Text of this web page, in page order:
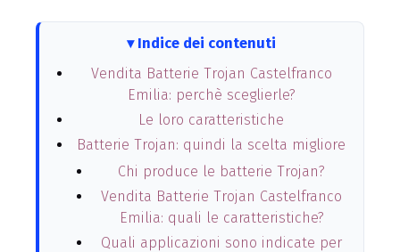
Indice dei contenuti
Vendita Batterie Trojan Castelfranco
Emilia: perchè sceglierle?
Le loro caratteristiche
Batterie Trojan: quindi la scelta migliore
Chi produce le batterie Trojan?
Vendita Batterie Trojan Castelfranco
Emilia: quali le caratteristiche?
Quali applicazioni sono indicate per